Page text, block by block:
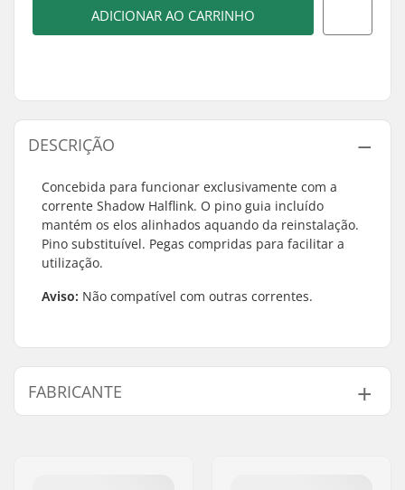
ADICIONAR AO CARRINHO
DESCRIÇÃO
Concebida para funcionar exclusivamente com a
corrente Shadow Halflink. O pino guia incluído
mantém os elos alinhados aquando da reinstalação.
Pino substituível. Pegas compridas para facilitar a
utilização.
Aviso: Não compatível com outras correntes.
FABRICANTE